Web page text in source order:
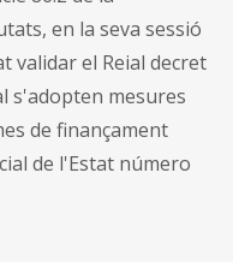
en la seva sessió
validar el Reial decret
s'adopten mesures
de finançament
de l'Estat número